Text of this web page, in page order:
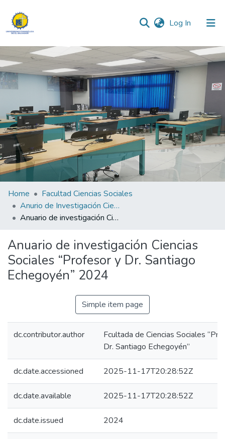
Log In (current)
Communities & Collections
All of DSpace
Home
Facultad Ciencias Sociales
Anurio de Investigación Ciencias Sociales “Profesor y Dr. Santiago Echegoyén” 2024
Anuario de investigación Ciencias Sociales “Profesor y Dr. Santiago Echegoyén” 2024
Anuario de investigación Ciencias
Sociales “Profesor y Dr. Santiago
Echegoyén” 2024
Simple item page
dc.contributor.author
Fcultada de Ciencias Sociales
Dr. Santiago Echegoyén”
dc.date.accessioned 2025-11-17T20:28:52Z
dc.date.available 2025-11-17T20:28:52Z
dc.date.issued 2024